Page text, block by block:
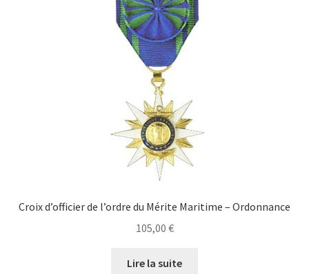
Croix d’officier de l’ordre du Mérite Maritime – Ordonnance
105,00 €
Lire la suite